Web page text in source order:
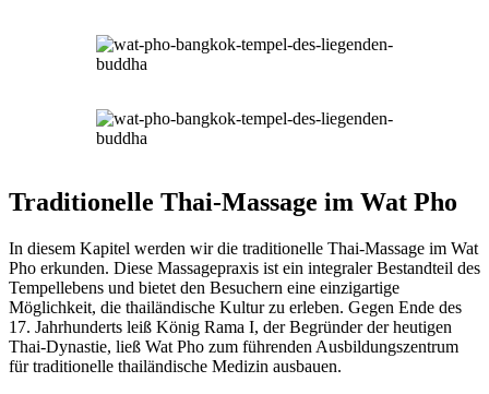
Traditionelle Thai-Massage im Wat Pho
In diesem Kapitel werden wir die traditionelle Thai-Massage im Wat
Pho erkunden. Diese Massagepraxis ist ein integraler Bestandteil des
Tempellebens und bietet den Besuchern eine einzigartige
Möglichkeit, die thailändische Kultur zu erleben. Gegen Ende des
17. Jahrhunderts leiß König Rama I, der Begründer der heutigen
Thai-Dynastie, ließ Wat Pho zum führenden Ausbildungszentrum
für traditionelle thailändische Medizin ausbauen.